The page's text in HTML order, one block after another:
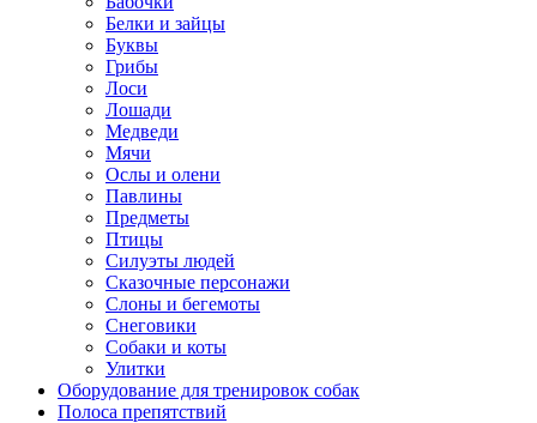
Белки и зайцы
Буквы
Грибы
Лоси
Лошади
Медведи
Мячи
Ослы и олени
Павлины
Предметы
Птицы
Силуэты людей
Сказочные персонажи
Слоны и бегемоты
Снеговики
Собаки и коты
Улитки
Оборудование для тренировок собак
Полоса препятствий